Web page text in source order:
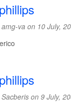
amg-va on 10 July,
Sacberis on 9 July,